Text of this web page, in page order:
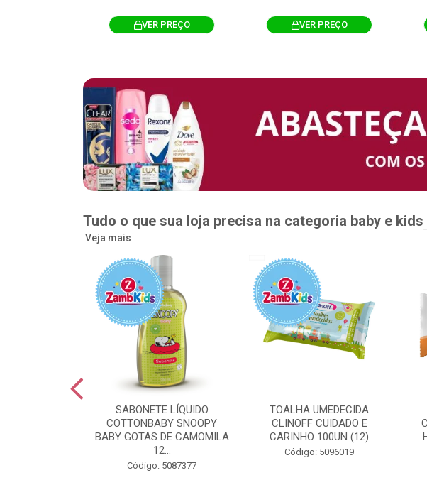
VER PREÇO VER PREÇO
Tudo o que sua loja precisa na categoria baby e kids
Veja mais
SABONETE LÍQUIDO
COTTONBABY SNOOPY
BABY GOTAS DE CAMOMILA
12...
Código: 5087377
TOALHA UMEDECIDA
CLINOFF CUIDADO E
CARINHO 100UN (12)
Código: 5096019